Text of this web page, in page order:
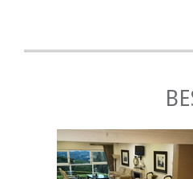
Das Hotel bietet einen
ATTRAKTIONEN
Zu den Attraktionen
Groenkloof Nature